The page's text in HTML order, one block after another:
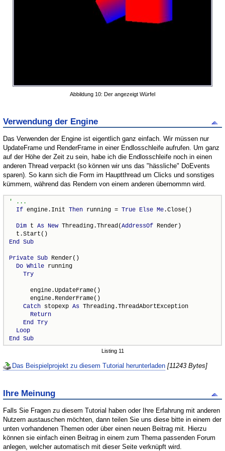
Abbildung 10: Der angezeigt Würfel
Verwendung der Engine
Das Verwenden der Engine ist eigentlich ganz einfach. Wir müssen nur
UpdateFrame und RenderFrame in einer Endlosschleife aufrufen. Um ganz
auf der Höhe der Zeit zu sein, habe ich die Endlosschleife noch in einen
anderen Thread verpackt (so können wir uns das "hässliche" DoEvents
sparen). So kann sich die Form im Hauptthread um Clicks und sonstiges
kümmern, während das Rendern von einem anderen übernommn wird.
If engine.Init Then running = True Else Me.Close()
Dim t As New Threading.Thread(AddressOf Render)
End Sub
Private Sub Render()
Do While running
Try
      engine.UpdateFrame()
      engine.RenderFrame()
Catch stopexp As Threading.ThreadAbortException
Return
End Try
Loop
End Sub
Listing 11
Das Beispielprojekt zu diesem Tutorial herunterladen [11243 Bytes]
Ihre Meinung
Falls Sie Fragen zu diesem Tutorial haben oder Ihre Erfahrung mit anderen
Nutzern austauschen möchten, dann teilen Sie uns diese bitte in einem der
unten vorhandenen Themen oder über einen neuen Beitrag mit. Hierzu
können sie einfach einen Beitrag in einem zum Thema passenden Forum
anlegen, welcher automatisch mit dieser Seite verknüpft wird.